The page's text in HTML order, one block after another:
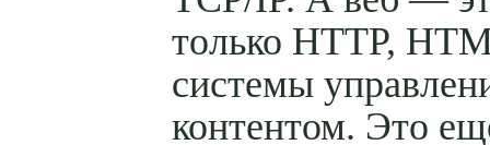
только HTTP,
системы
контентом. Это